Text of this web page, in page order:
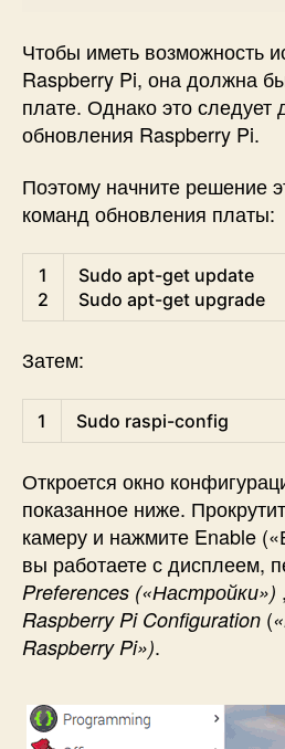
Чтобы иметь возможность
Raspberry Pi, она должна
плате. Однако это следует
обновления Raspberry Pi.
Поэтому начните решение
команд обновления платы:
1
2
Sudo apt-get update
Sudo apt-get upgrade
Затем:
1 Sudo raspi-config
Откроется окно
показанное ниже.
камеру и нажмите Enable
вы работаете с дисплеем,
Preferences («Настройки»)
Raspberry Pi Configuration (
Raspberry Pi»).